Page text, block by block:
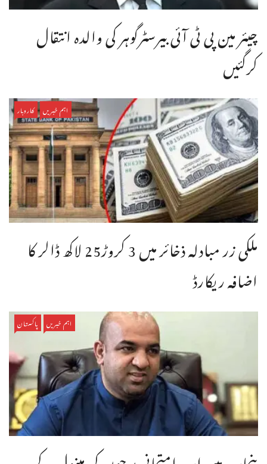
چیئر مین پی ٹی آئی بیرسٹرگوہر کی والدہ انتقال
کرگئیں
اہم خبریں کاروبار
ملکی زر مبادلہ ذخائر میں 3 کروڑ25 لاکھ ڈالر کا
اضافہ ریکارڈ
اہم خبریں پاکستان